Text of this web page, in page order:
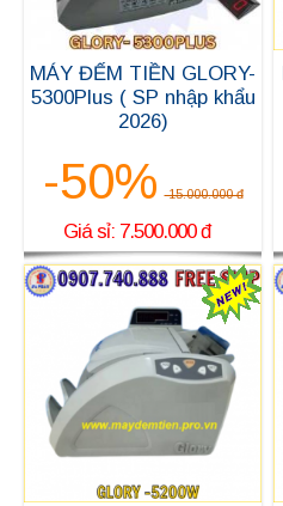
MÁY ĐẾM TIỀN GLORY-
5300Plus ( SP nhập khẩu
2026)
-50% 15.000.000 đ
Giá sỉ: 7.500.000 đ